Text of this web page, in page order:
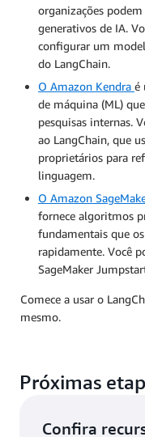
organizações
generativos de IA.
configurar um
do LangChain.
O Amazon Kendra é
de máquina (ML)
pesquisas internas.
ao LangChain, que
proprietários para
linguagem.
O Amazon
fornece algoritmos
fundamentais que
rapidamente. Você
SageMaker
Comece a usar o
mesmo.
Próximas
Confira